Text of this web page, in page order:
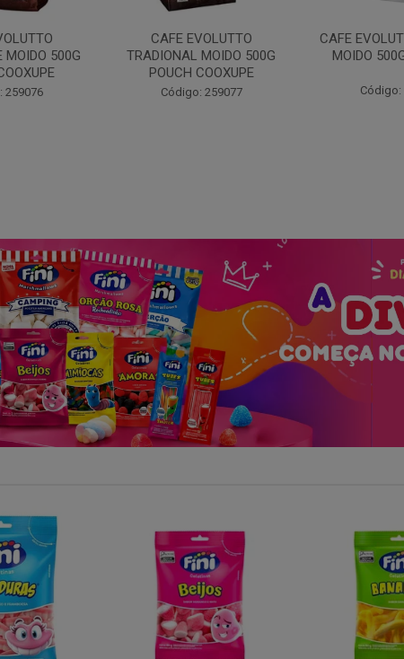
500G
259077
CAFE EVOLUTTO PREMIUM
MOIDO 500G COOXUPE
Código: 259094
FILTRO
103 30UN
Código: